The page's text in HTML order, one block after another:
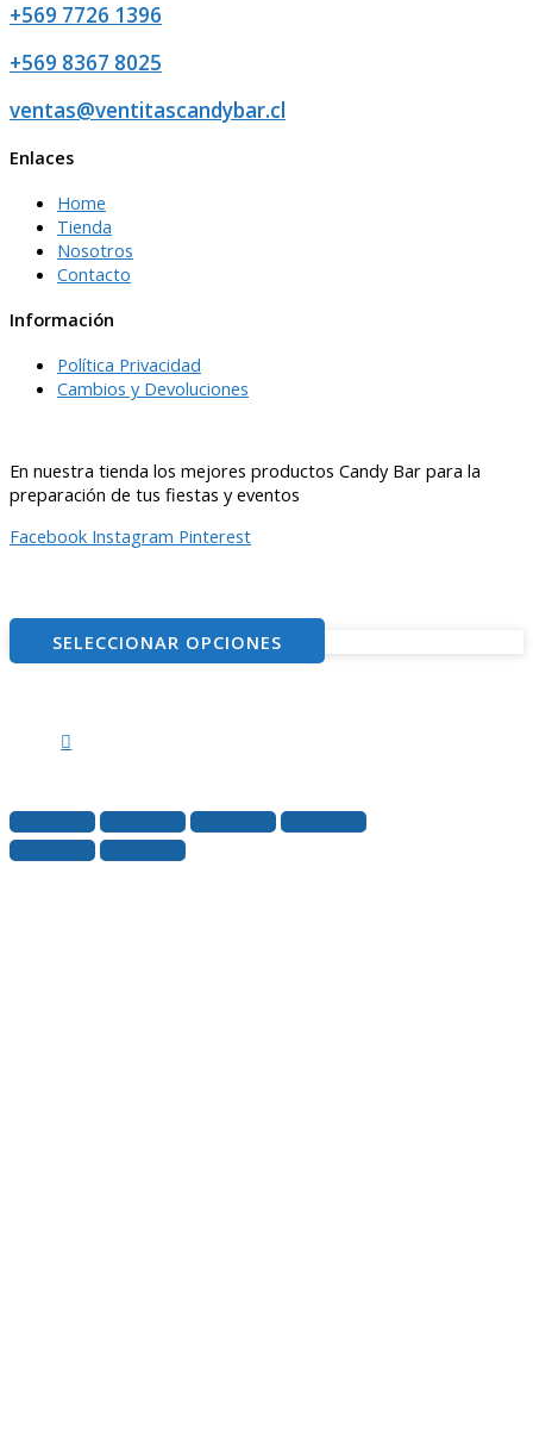
+569 7726 1396
+569 8367 8025
ventas@ventitascandybar.cl
Enlaces
Home
Tienda
Nosotros
Contacto
Información
Política Privacidad
Cambios y Devoluciones
En nuestra tienda los mejores productos Candy Bar para la
preparación de tus fiestas y eventos
Facebook Instagram Pinterest
© 2021– ventitascandybar.cl
SELECCIONAR OPCIONES